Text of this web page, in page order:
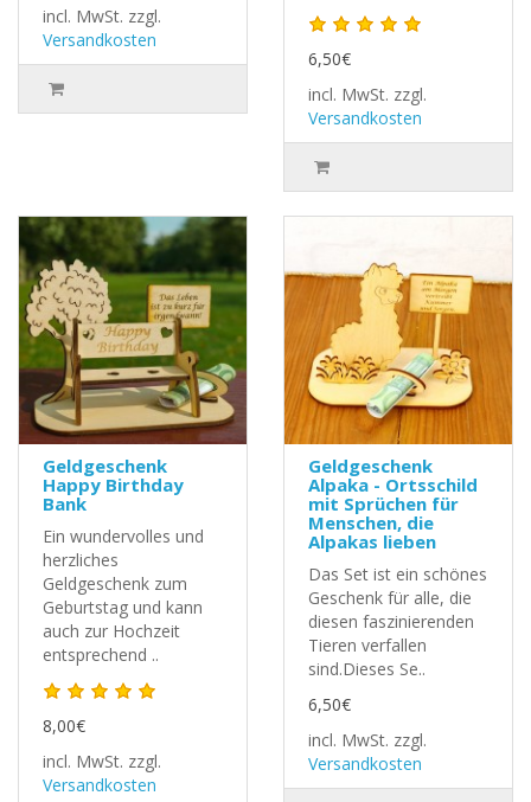
incl. MwSt. zzgl.
Versandkosten
6,50€
incl. MwSt. zzgl.
Versandkosten
Geldgeschenk
Happy Birthday
Bank
Ein wundervolles und
herzliches
Geldgeschenk zum
Geburtstag und kann
auch zur Hochzeit
entsprechend ..
8,00€
incl. MwSt. zzgl.
Versandkosten
Geldgeschenk
Alpaka - Ortsschild
mit Sprüchen für
Menschen, die
Alpakas lieben
Das Set ist ein schönes
Geschenk für alle, die
diesen faszinierenden
Tieren verfallen
sind.Dieses Se..
6,50€
incl. MwSt. zzgl.
Versandkosten